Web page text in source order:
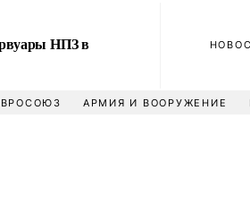
НПЗ в
АРМИЯ И ВООРУЖЕНИЕ